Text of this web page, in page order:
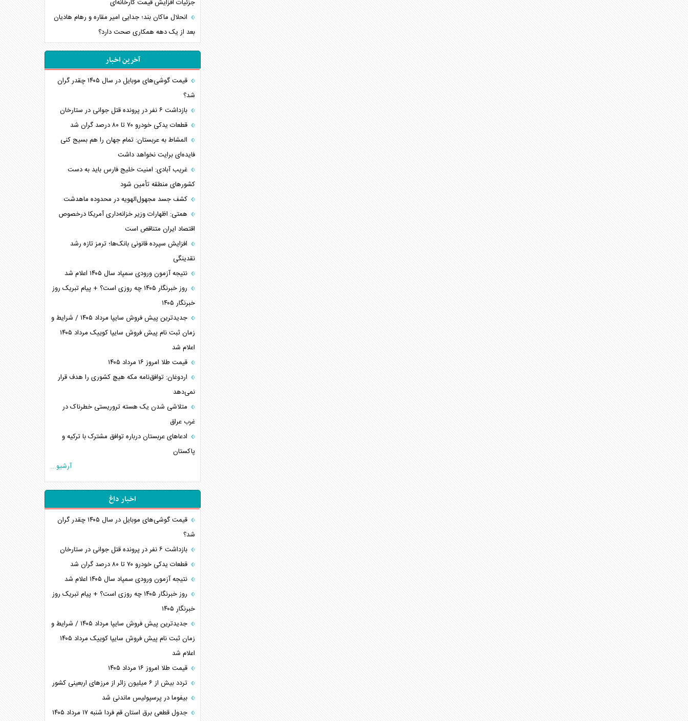
جزئیات افزایش قیمت کارخانه‌ای
انحلال ماکان بند؛ جدایی امیر مقاره و رهام هادیان
بعد از یک دهه همکاری صحت دارد؟
آخرین اخبار
قیمت گوشی‌های موبایل در سال ۱۴۰۵ چقدر گران
شد؟
بازداشت ۶ نفر در پرونده قتل جوانی در ستارخان
قطعات یدکی خودرو ۷۰ تا ۸۰ درصد گران شد
المشاط به عربستان: تمام جهان را هم بسیج کنی
فایده‌ای برایت نخواهد داشت
غریب آبادی: امنیت خلیج فارس باید به دست
کشورهای منطقه تأمین شود
کشف جسد مجهول‌الهویه در محدوده ماهدشت
همتی: اظهارات وزیر خزانه‌داری آمریکا درخصوص
اقتصاد ایران متناقض است
افزایش سپرده قانونی بانک‌ها؛ ترمز تازه رشد
نقدینگی
نتیجه آزمون ورودی سمپاد سال ۱۴۰۵ اعلام شد
روز خبرنگار ۱۴۰۵ چه روزی است؟ + پیام تبریک روز
خبرنگار ۱۴۰۵
جدیدترین پیش فروش سایپا مرداد ۱۴۰۵ / شرایط و
زمان ثبت نام پیش فروش سایپا کوییک مرداد ۱۴۰۵
اعلام شد
قیمت طلا امروز ۱۶ مرداد ۱۴۰۵
اردوغان: توافق‌نامه مکه هیچ کشوری را هدف قرار
نمی‌دهد
متلاشی شدن یک هسته تروریستی خطرناک در
غرب عراق
ادعاهای عربستان درباره توافق مشترک با ترکیه و
پاکستان
آرشیو...
اخبار داغ
قیمت گوشی‌های موبایل در سال ۱۴۰۵ چقدر گران
شد؟
بازداشت ۶ نفر در پرونده قتل جوانی در ستارخان
قطعات یدکی خودرو ۷۰ تا ۸۰ درصد گران شد
نتیجه آزمون ورودی سمپاد سال ۱۴۰۵ اعلام شد
روز خبرنگار ۱۴۰۵ چه روزی است؟ + پیام تبریک روز
خبرنگار ۱۴۰۵
جدیدترین پیش فروش سایپا مرداد ۱۴۰۵ / شرایط و
زمان ثبت نام پیش فروش سایپا کوییک مرداد ۱۴۰۵
اعلام شد
قیمت طلا امروز ۱۶ مرداد ۱۴۰۵
تردد بیش از ۶ میلیون زائر از مرزهای اربعینی کشور
بیفوما در پرسپولیس ماندنی شد
جدول قطعی برق استان قم فردا شنبه ۱۷ مرداد ۱۴۰۵